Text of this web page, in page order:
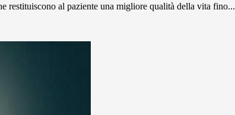
restituiscono al paziente una migliore qualità della vita fino...